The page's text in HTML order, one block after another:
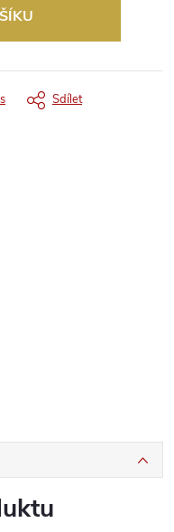
Sdílet